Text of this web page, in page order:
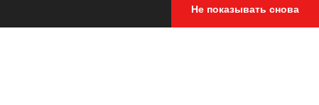
Не показывать снова